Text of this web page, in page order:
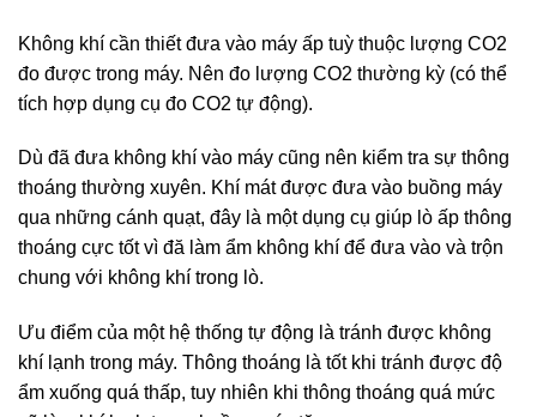
Không khí cần thiết đưa vào máy ấp tuỳ thuộc lượng CO2
đo được trong máy. Nên đo lượng CO2 thường kỳ (có thể
tích hợp dụng cụ đo CO2 tự động).
Dù đã đưa không khí vào máy cũng nên kiểm tra sự thông
thoáng thường xuyên. Khí mát được đưa vào buồng máy
qua những cánh quạt, đây là một dụng cụ giúp lò ấp thông
thoáng cực tốt vì đă làm ẩm không khí để đưa vào và trộn
chung với không khí trong lò.
Ưu điểm của một hệ thống tự động là tránh được không
khí lạnh trong máy. Thông thoáng là tốt khi tránh được độ
ẩm xuống quá thấp, tuy nhiên khi thông thoáng quá mức